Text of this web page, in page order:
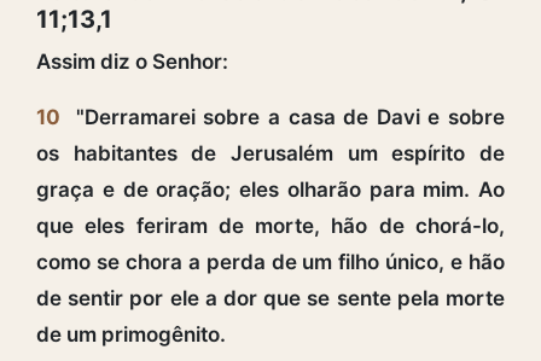
11;13,1
Assim diz o Senhor:
10
"Derramarei sobre a casa de Davi e sobre
os habitantes de Jerusalém um espírito de
graça e de oração; eles olharão para mim. Ao
que eles feriram de morte, hão de chorá-lo,
como se chora a perda de um filho único, e hão
de sentir por ele a dor que se sente pela morte
de um primogênito.